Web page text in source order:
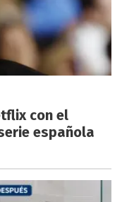
con el
española